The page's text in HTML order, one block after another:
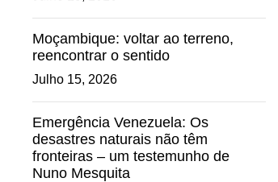
Moçambique: voltar ao terreno,
reencontrar o sentido
Julho 15, 2026
Emergência Venezuela: Os
desastres naturais não têm
fronteiras – um testemunho de
Nuno Mesquita